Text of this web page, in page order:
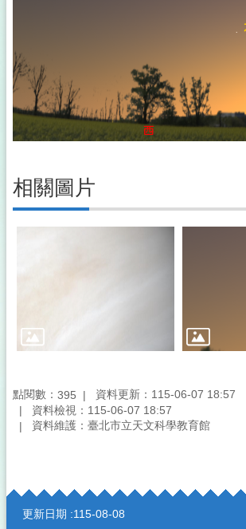
相關圖片
點閱數： 395
資料更新：115-06-07 18:57
資料檢視：115-06-07 18:57
資料維護：臺北市立天文科學教育館
:::
更新日期 115-08-08